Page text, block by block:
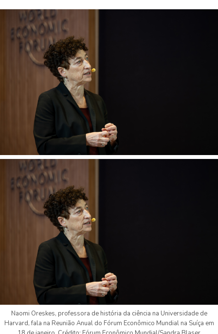
Naomi Oreskes, professora de história da ciência na Universidade de
Harvard, fala na Reunião Anual do Fórum Econômico Mundial na Suíça em